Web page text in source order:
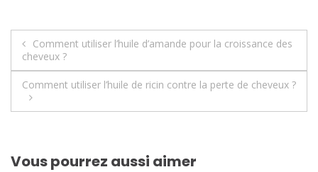
Navigation
de
l’article
Comment utiliser l’huile d’amande pour la croissance des
cheveux ?
Comment utiliser l’huile de ricin contre la perte de cheveux ?
Vous pourrez aussi aimer